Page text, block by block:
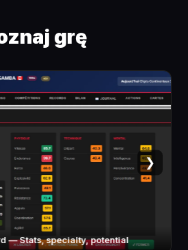
grę
specialty, potential
❯